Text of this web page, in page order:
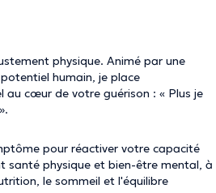
physique. Animé par une
humain, je place
au cœur de votre guérison : « Plus je
pour réactiver votre capacité
santé physique et bien-être mental, à
le sommeil et l'équilibre